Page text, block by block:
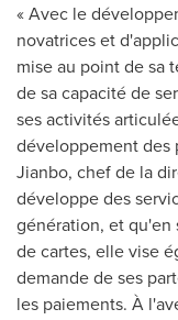
« Avec le
novatrices et
mise au point de sa
de sa capacité de
ses activités
développement des
Jianbo, chef de la
développe des
génération, et qu'en
de cartes, elle vise
demande de ses
les paiements. À